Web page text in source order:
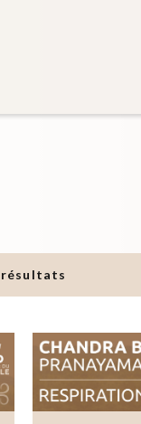
résultats